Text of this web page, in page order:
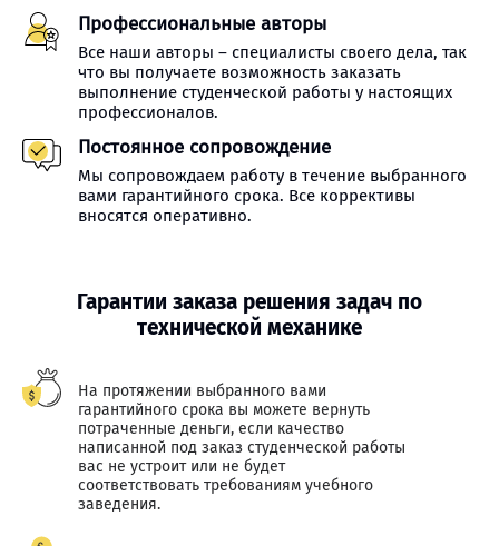
Профессиональные авторы
Все наши авторы – специалисты своего дела, так
что вы получаете возможность заказать
выполнение студенческой работы у настоящих
профессионалов.
Постоянное сопровождение
Мы сопровождаем работу в течение выбранного
вами гарантийного срока. Все коррективы
вносятся оперативно.
Гарантии заказа решения задач по
технической механике
На протяжении выбранного вами
гарантийного срока вы можете вернуть
потраченные деньги, если качество
написанной под заказ студенческой работы
вас не устроит или не будет
соответствовать требованиям учебного
заведения.